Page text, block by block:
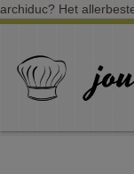
archiduc? Het